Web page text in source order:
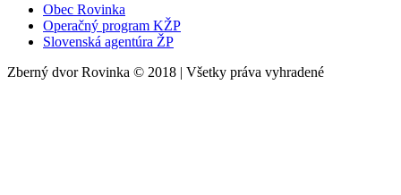
Obec Rovinka
Operačný program KŽP
Slovenská agentúra ŽP
Zberný dvor Rovinka © 2018 | Všetky práva vyhradené